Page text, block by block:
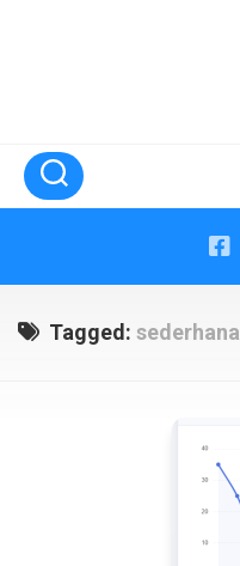
Tagged: sederhana